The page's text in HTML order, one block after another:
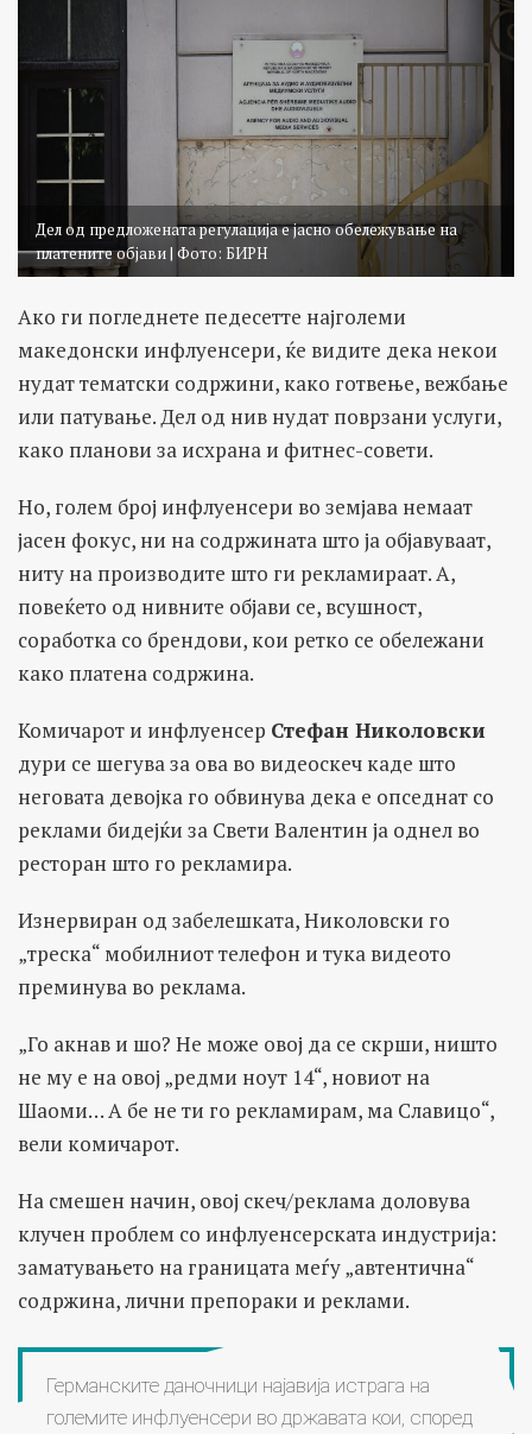
Дел од предложената регулација е јасно обележување на
платените објави | Фото: БИРН
Ако ги погледнете педесетте најголеми
македонски инфлуенсери, ќе видите дека некои
нудат тематски содржини, како готвење, вежбање
или патување. Дел од нив нудат поврзани услуги,
како планови за исхрана и фитнес-совети.
Но, голем број инфлуенсери во земјава немаат
јасен фокус, ни на содржината што ја објавуваат,
ниту на производите што ги рекламираат. А,
повеќето од нивните објави се, всушност,
соработка со брендови, кои ретко се обележани
како платена содржина.
Комичарот и инфлуенсер Стефан Николовски
дури се шегува за ова во видеоскеч каде што
неговата девојка го обвинува дека е опседнат со
реклами бидејќи за Свети Валентин ја однел во
ресторан што го рекламира.
Изнервиран од забелешката, Николовски го
„треска“ мобилниот телефон и тука видеото
преминува во реклама.
„Го акнав и шо? Не може овој да се скрши, ништо
не му е на овој „редми ноут 14“, новиот на
Шаоми… А бе не ти го рекламирам, ма Славицо“,
вели комичарот.
На смешен начин, овој скеч/реклама доловува
клучен проблем со инфлуенсерската индустрија:
заматувањето на границата меѓу „автентична“
содржина, лични препораки и реклами.
Германските даночници најавија истрага на
големите инфлуенсери во државата кои, според